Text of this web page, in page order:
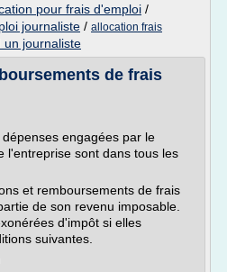
pour frais d'emploi /
journaliste / allocation frais
un journaliste
de frais
engagées par le
l'entreprise sont dans tous les
et remboursements de frais
de son revenu imposable.
d'impôt si elles
suivantes.